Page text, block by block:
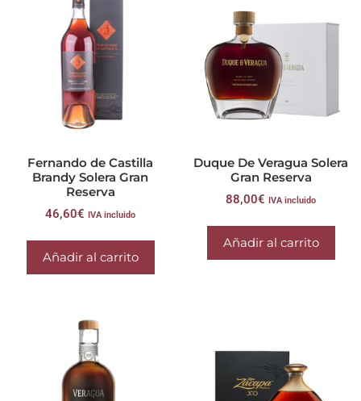
Fernando de Castilla
Brandy Solera Gran
Reserva
46,60€ IVA incluido
Añadir al carrito
Duque De Veragua Solera
Gran Reserva
88,00€ IVA incluido
Añadir al carrito